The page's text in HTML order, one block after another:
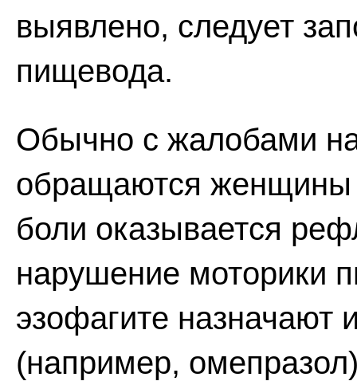
выявлено, следует
пищевода.
Обычно с жалобами
обращаются женщины
боли оказывается
нарушение моторики
эзофагите
(например,